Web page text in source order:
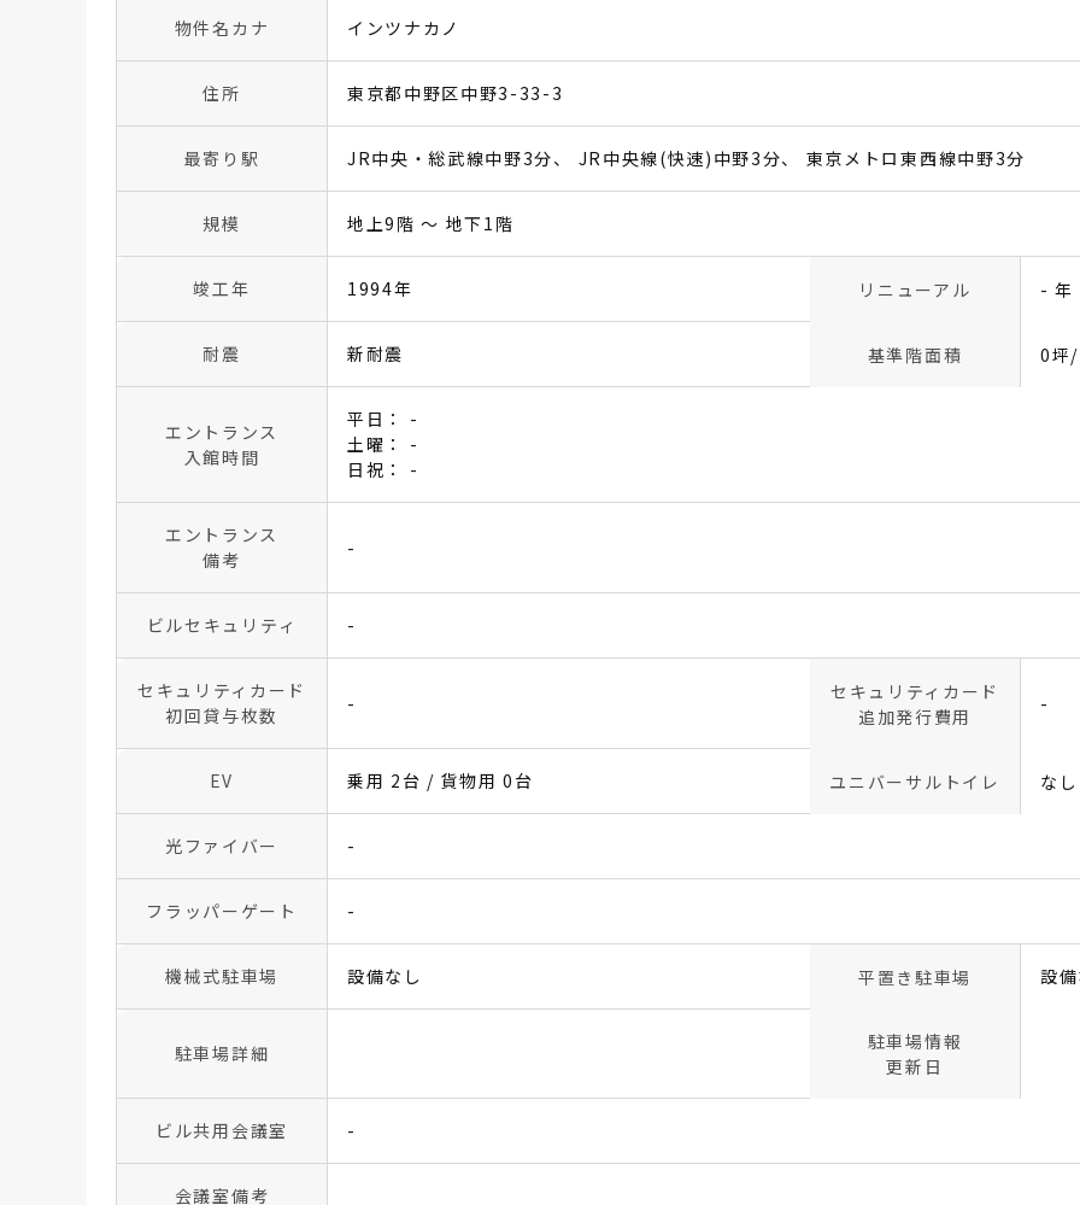
物件名カナ インツナカノ
住所 東京都中野区中野3-33-3
最寄り駅 JR中央・総武線中野3分 JR中央線(快速)中野3分 東京メトロ東西線中野3分
規模 地上9階 〜 地下1階
竣工年 1994年 リニューアル - 年
耐震 新耐震 基準階面積 0坪
エントランス
入館時間
平日： -
土曜： -
日祝： -
エントランス
備考
-
ビルセキュリティ -
セキュリティカード
初回貸与枚数
-
セキュリティカード
追加発行費用
-
EV 乗用 2台 / 貨物用 0台 ユニバーサルトイレ なし
光ファイバー -
フラッパーゲート -
機械式駐車場 設備なし 平置き駐車場 設
駐車場詳細
駐車場情報
更新日
ビル共用会議室 -
会議室備考